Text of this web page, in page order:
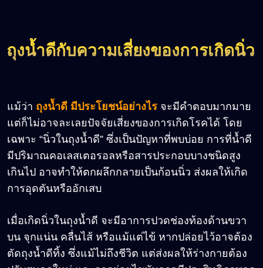
ถุงน้ำดีกับความเสี่ยงของการเกิดนิ่ว
แม้ว่า ถุงน้ำดี มีประโยชน์อย่างไร จะมีคำตอบมากมาย
แต่ก็ไม่อาจละเลยปัจจัยเสี่ยงของการเกิดโรคได้ โดย
เฉพาะ “นิ่วในถุงน้ำดี” ซึ่งเป็นปัญหาที่พบบ่อย การที่น้ำดี
มีปริมาณคอเลสเตอรอลหรือสารประกอบบางชนิดสูง
เกินไป อาจทำให้ตกผลึกกลายเป็นก้อนนิ่ว ส่งผลให้เกิด
การอุดตันหรืออักเสบ
เมื่อเกิดนิ่วในถุงน้ำดี จะมีอาการปวดช่องท้องด้านขวา
บน จุกแน่น คลื่นไส้ หรือแม้แต่ไข้ หากปล่อยไว้อาจต้อง
ตัดถุงน้ำดีทิ้ง ซึ่งแม้ไม่ถึงชีวิต แต่ส่งผลให้ร่างกายต้อง